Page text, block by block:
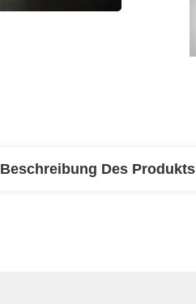
Beschreibung Des Produkts